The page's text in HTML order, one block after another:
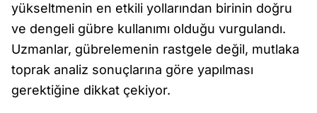
yükseltmenin en etkili yollarından birinin doğru
ve dengeli gübre kullanımı olduğu vurgulandı.
Uzmanlar, gübrelemenin rastgele değil, mutlaka
toprak analiz sonuçlarına göre yapılması
gerektiğine dikkat çekiyor.